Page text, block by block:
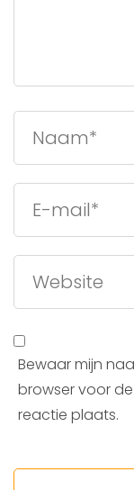
Bewaar mijn
browser voor
reactie plaats.